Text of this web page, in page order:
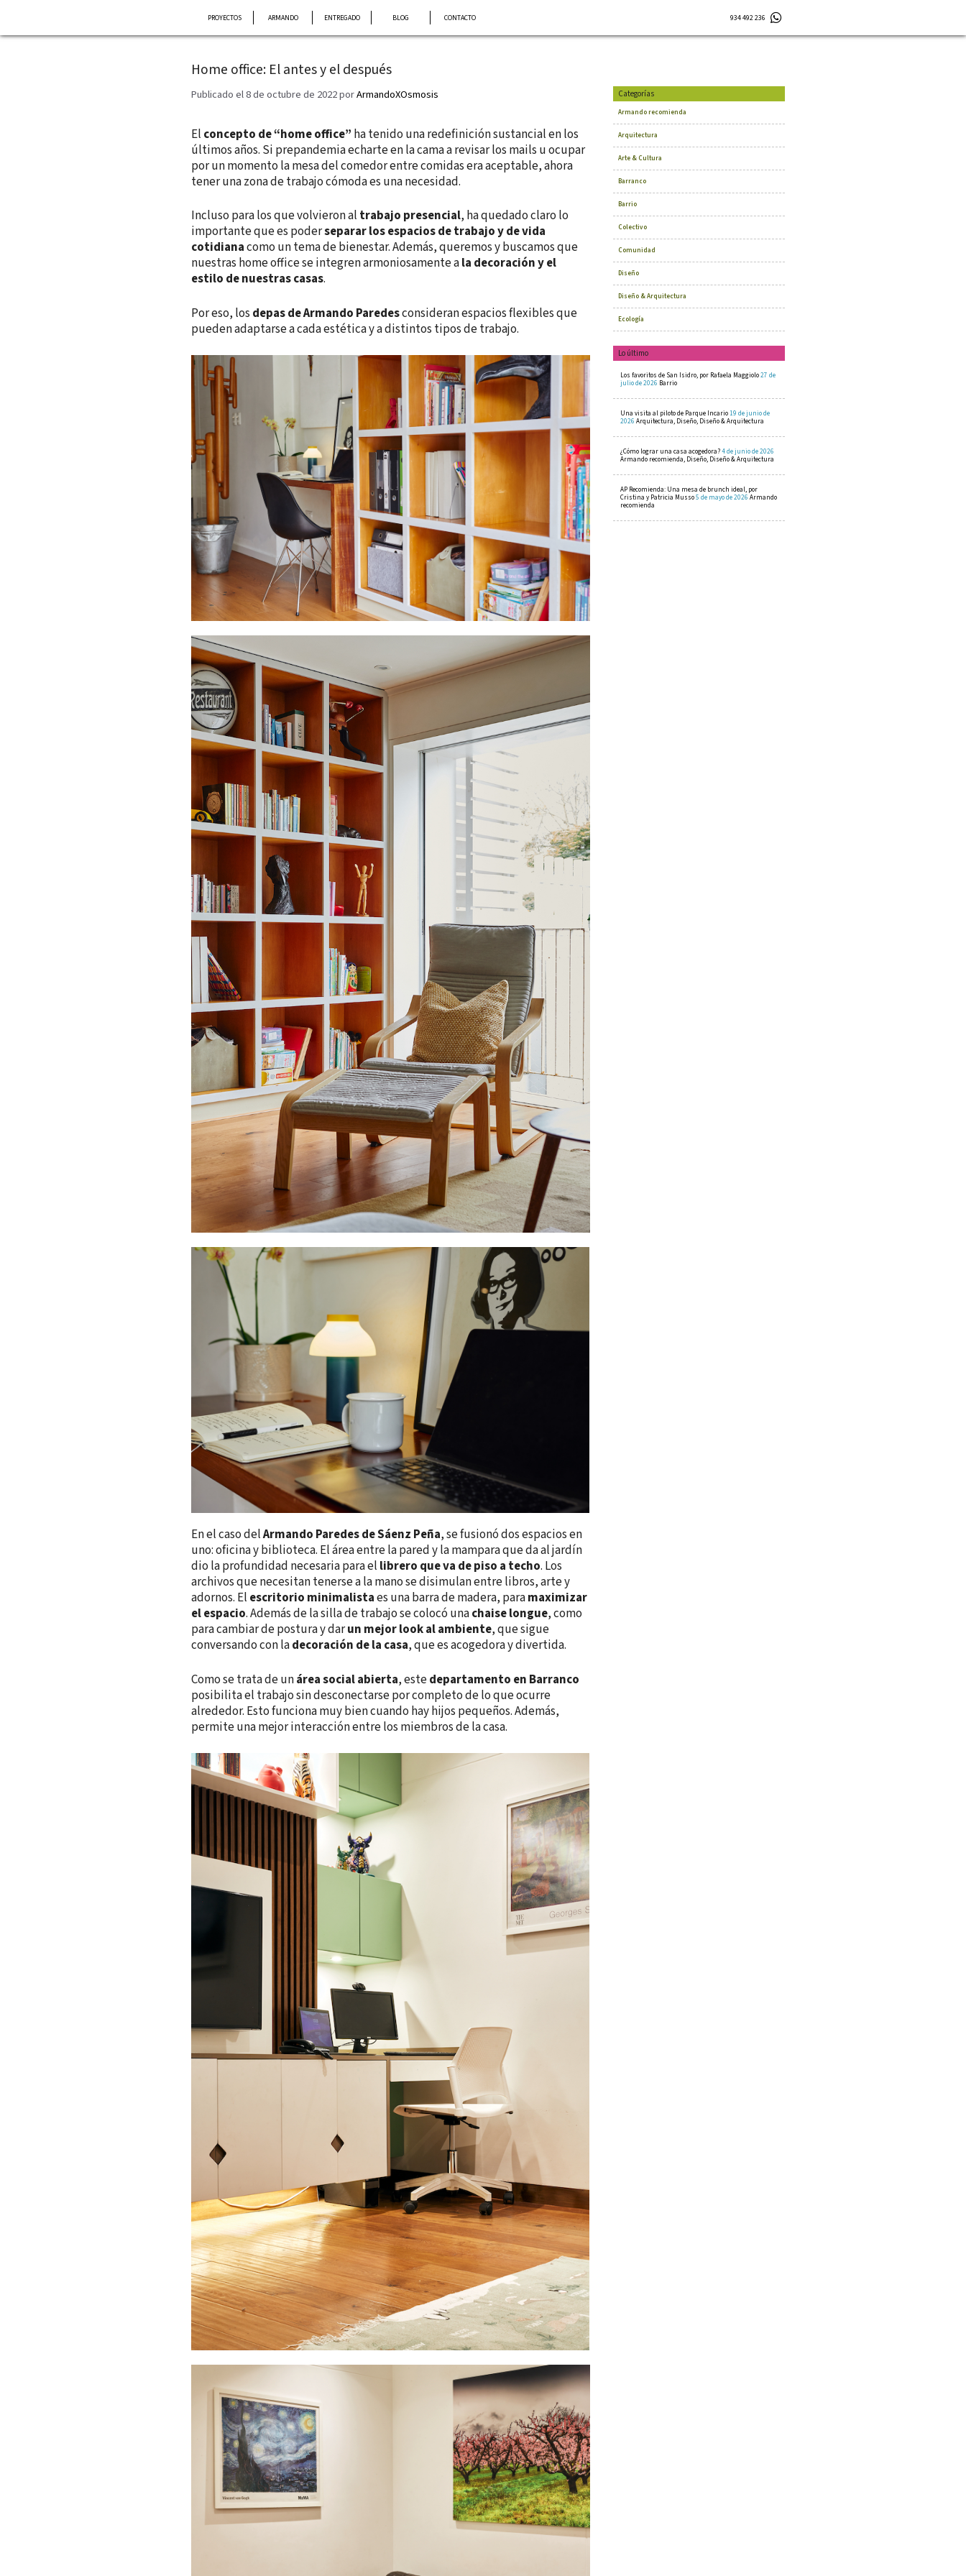
PROYECTOS ARMANDO ENTREGADO BLOG CONTACTO 934 492 236
contenido
Home office: El antes y el después
Publicado el 8 de octubre de 2022porArmandoXOsmosis
El concepto de “home office” ha tenido una redefinición sustancial en los
últimos años. Si prepandemia echarte en la cama a revisar los mails u ocupar
por un momento la mesa del comedor entre comidas era aceptable, ahora
tener una zona de trabajo cómoda es una necesidad.
Incluso para los que volvieron al trabajo presencial, ha quedado claro lo
importante que es poderseparar los espacios de trabajo y de vida
cotidianacomo un tema de bienestar. Además, queremos y buscamos que
nuestras home office se integren armoniosamente ala decoración y el
estilo de nuestras casas.
Por eso, los depas de Armando Paredesconsideran espacios flexibles que
pueden adaptarse a cada estética y a distintos tipos de trabajo.
En el caso delArmando Paredes de Sáenz Peña, se fusionó dos espacios en
uno: oficina y biblioteca. El área entre la pared y la mampara que da al jardín
dio la profundidad necesaria para el librero que va de piso a techo. Los
archivos que necesitan tenerse a la mano se disimulan entre libros, arte y
adornos. El escritorio minimalistaes una barra de madera, paramaximizar
el espacio. Además de la silla de trabajo se colocó unachaise longue, como
para cambiar de postura y darun mejor look al ambiente, que sigue
conversando con ladecoración de la casa, que es acogedora y divertida.
Como se trata de unárea social abierta, estedepartamento en Barranco
posibilita el trabajo sin desconectarse por completo de lo que ocurre
alrededor. Esto funciona muy bien cuando hay hijos pequeños. Además,
permite una mejor interacción entre los miembros de la casa.
Categorías
Armando recomienda
Arquitectura
Arte & Cultura
Barranco
Barrio
Colectivo
Comunidad
Diseño
Diseño & Arquitectura
Ecología
Lo último
Los favoritos de San Isidro, por Rafaela Maggiolo27 de
julio de 2026 Barrio
Una visita al piloto de Parque Incario19 de junio de
2026 Arquitectura, Diseño, Diseño & Arquitectura
¿Cómo lograr una casa acogedora?4 de junio de 2026
Armando recomienda, Diseño, Diseño & Arquitectura
AP Recomienda: Una mesa de brunch ideal, por
Cristina y Patricia Musso5 de mayo de 2026 Armando
recomienda